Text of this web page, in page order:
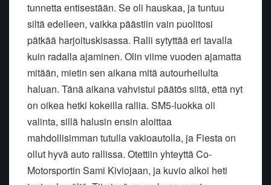
tunnetta entisestään. Se oli hauskaa, ja tuntuu
siltä edelleen, vaikka päästiin vain puolitosi
pätkää harjoituskisassa. Ralli sytyttää eri tavalla
kuin radalla ajaminen. Olin viime vuoden ajamatta
mitään, mietin sen aikana mitä autourheilulta
haluan. Tänä aikana vahvistui päätös siitä, että nyt
on oikea hetki kokeilla rallia. SM5-luokka oli
valinta, sillä halusin ensin aloittaa
mahdollisimman tutulla vakioautolla, ja Fiesta on
ollut hyvä auto rallissa. Otettiin yhteyttä Co-
Motorsportin Sami Kiviojaan, ja kuvio alkoi heti